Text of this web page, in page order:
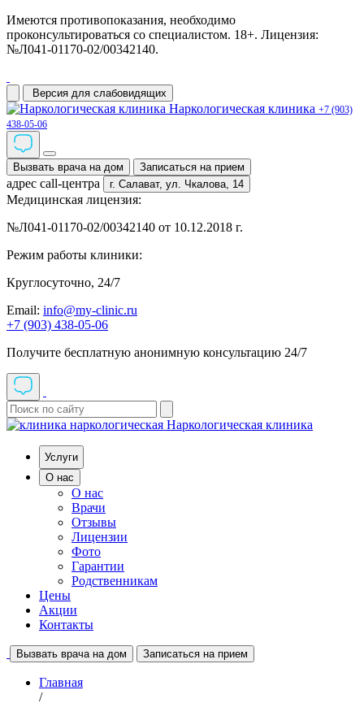
Имеются противопоказания, необходимо
проконсультироваться со специалистом. 18+. Лицензия:
№Л041-01170-02/00342140.
Версия для слабовидящих
Наркологическая клиника +7 (903)
438-05-06
Вызвать врача на дом Записаться на прием
адрес call-центра г. Салават, ул. Чкалова, 14
Медицинская лицензия:
№Л041-01170-02/00342140 от 10.12.2018 г.
Режим работы клиники:
Круглосуточно, 24/7
Email: info@my-clinic.ru
+7 (903) 438-05-06
Получите бесплатную анонимную консультацию 24/7
Наркологическая клиника
Услуги
О нас
О нас
Врачи
Отзывы
Лицензии
Фото
Гарантии
Родственникам
Цены
Акции
Контакты
Вызвать врача на дом Записаться на прием
Главная
/